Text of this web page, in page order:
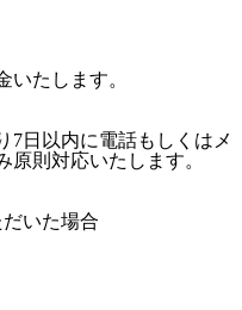
いたします。
7日以内に電話もしくはメ
則対応いたします。
いた場合